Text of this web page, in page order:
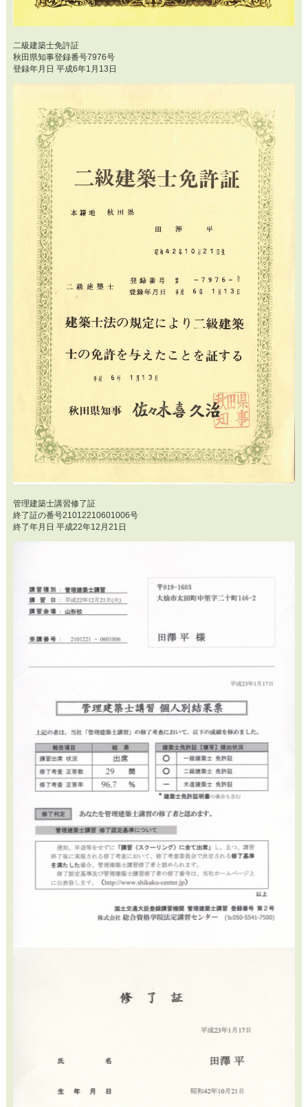
二級建築士免許証
秋田県知事登録番号7976号
登録年月日 平成6年1月13日
管理建築士講習修了証
終了証の番号21012210601006号
終了年月日 平成22年12月21日